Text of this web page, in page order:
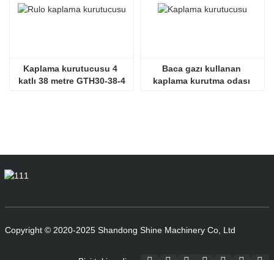
Kaplama kurutucusu 4
katlı 38 metre GTH30-38-4
Baca gazı kullanan
kaplama kurutma odası
Copyright © 2020-2025 Shandong Shine Machinery Co, Ltd